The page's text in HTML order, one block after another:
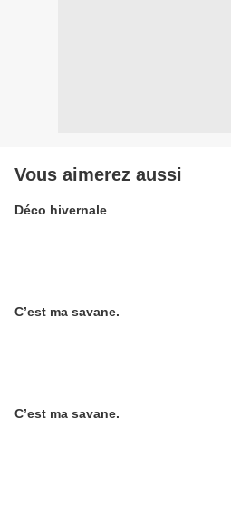
Vous aimerez aussi
Déco hivernale
C’est ma savane.
C’est ma savane.